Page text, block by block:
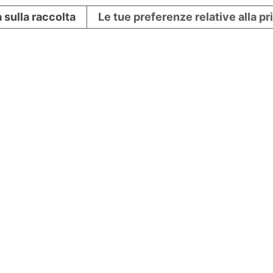
sulla raccolta Le tue preferenze relative alla